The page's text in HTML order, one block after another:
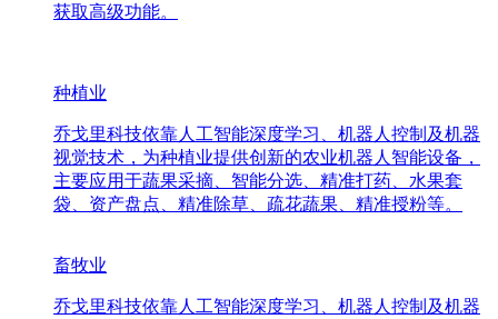
获取高级功能。
种植业
乔戈里科技依靠人工智能深度学习、机器人控制及机器
视觉技术，为种植业提供创新的农业机器人智能设备，
主要应用于蔬果采摘、智能分选、精准打药、水果套
袋、资产盘点、精准除草、疏花蔬果、精准授粉等。
畜牧业
乔戈里科技依靠人工智能深度学习、机器人控制及机器